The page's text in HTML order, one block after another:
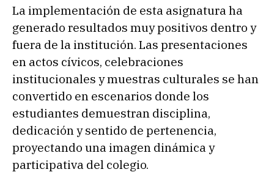
La implementación de esta asignatura ha
generado resultados muy positivos dentro y
fuera de la institución. Las presentaciones
en actos cívicos, celebraciones
institucionales y muestras culturales se han
convertido en escenarios donde los
estudiantes demuestran disciplina,
dedicación y sentido de pertenencia,
proyectando una imagen dinámica y
participativa del colegio.